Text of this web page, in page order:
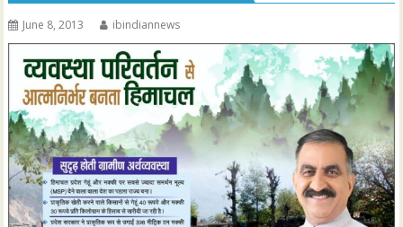
June 8, 2013 ibindiannews